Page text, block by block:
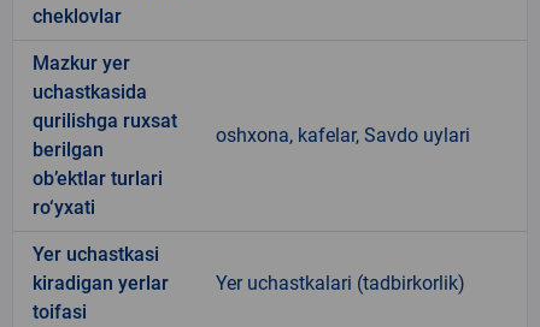
cheklovlar
Mazkur yer
uchastkasida
qurilishga ruxsat
berilgan
ob’ektlar turlari
ro‘yxati
oshxona, kafelar, Savdo uylari
Yer uchastkasi
kiradigan yerlar
toifasi
Yer uchastkalari (tadbirkorlik)